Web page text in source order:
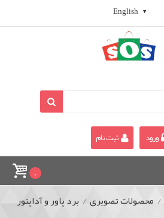
English
ورود ثبت نام
0
/ محصولات تصویری / برد پاور و آداپتور